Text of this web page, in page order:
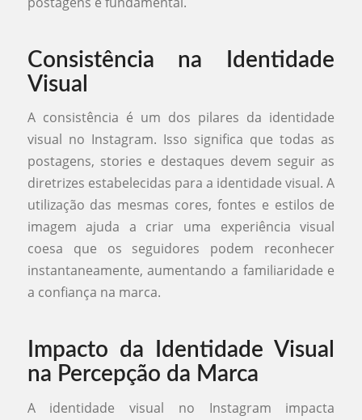
Consistência na Identidade
Visual
A consistência é um dos pilares da identidade
visual no Instagram. Isso significa que todas as
postagens, stories e destaques devem seguir as
diretrizes estabelecidas para a identidade visual. A
utilização das mesmas cores, fontes e estilos de
imagem ajuda a criar uma experiência visual
coesa que os seguidores podem reconhecer
instantaneamente, aumentando a familiaridade e
a confiança na marca.
Impacto da Identidade Visual
na Percepção da Marca
A identidade visual no Instagram impacta